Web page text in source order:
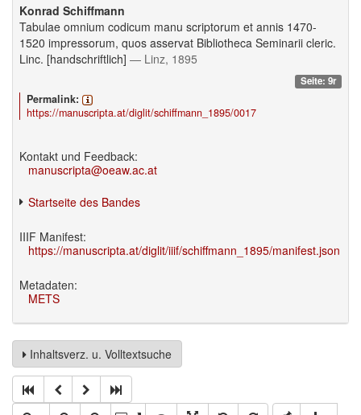
Konrad Schiffmann
Tabulae omnium codicum manu scriptorum et annis 1470-
1520 impressorum, quos asservat Bibliotheca Seminarii cleric.
Linc. [handschriftlich] — Linz, 1895
Seite: 9r
Permalink:
https://manuscripta.at/diglit/schiffmann_1895/0017
Kontakt und Feedback:
manuscripta@oeaw.ac.at
Startseite des Bandes
IIIF Manifest:
https://manuscripta.at/diglit/iiif/schiffmann_1895/manifest.json
Metadaten:
METS
Inhaltsverz. u. Volltextsuche